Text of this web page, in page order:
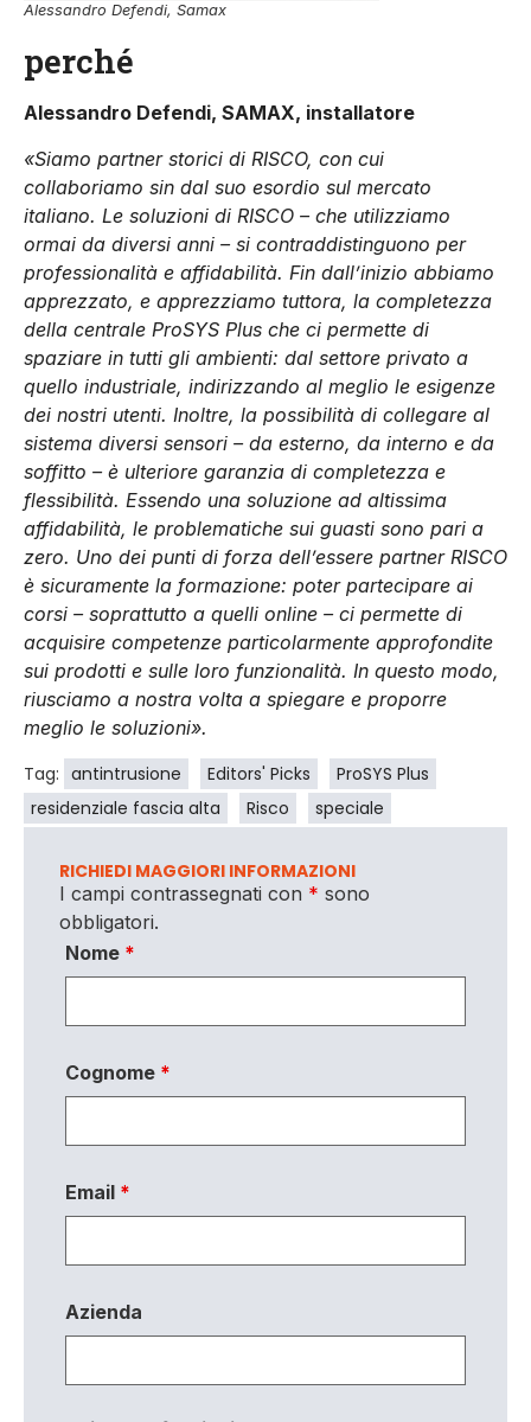
Alessandro Defendi, Samax
perché
Alessandro Defendi, SAMAX, installatore
«Siamo partner storici di RISCO, con cui
collaboriamo sin dal suo esordio sul mercato
italiano. Le soluzioni di RISCO – che utilizziamo
ormai da diversi anni – si contraddistinguono per
professionalità e affidabilità. Fin dall’inizio abbiamo
apprezzato, e apprezziamo tuttora, la completezza
della centrale ProSYS Plus che ci permette di
spaziare in tutti gli ambienti: dal settore privato a
quello industriale, indirizzando al meglio le esigenze
dei nostri utenti. Inoltre, la possibilità di collegare al
sistema diversi sensori – da esterno, da interno e da
soffitto – è ulteriore garanzia di completezza e
flessibilità. Essendo una soluzione ad altissima
affidabilità, le problematiche sui guasti sono pari a
zero. Uno dei punti di forza dell’essere partner RISCO
è sicuramente la formazione: poter partecipare ai
corsi – soprattutto a quelli online – ci permette di
acquisire competenze particolarmente approfondite
sui prodotti e sulle loro funzionalità. In questo modo,
riusciamo a nostra volta a spiegare e proporre
meglio le soluzioni».
Tag: antintrusione Editors' Picks
ProSYS Plus
residenziale fascia alta
Risco speciale
RICHIEDI MAGGIORI INFORMAZIONI
I campi contrassegnati con * sono
obbligatori.
Nome *
Cognome *
Email *
Azienda